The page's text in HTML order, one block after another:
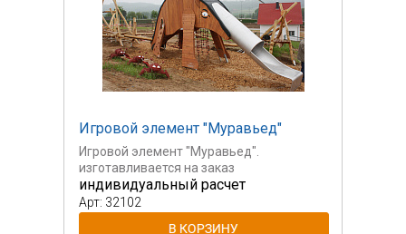
Игровой элемент "Муравьед"
Игровой элемент "Муравьед".
изготавливается на заказ
индивидуальный расчет
Арт: 32102